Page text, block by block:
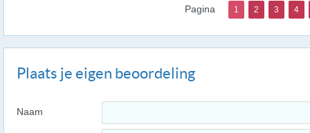
Pagina 1 2 3 4
Plaats je eigen beoordeling
Naam